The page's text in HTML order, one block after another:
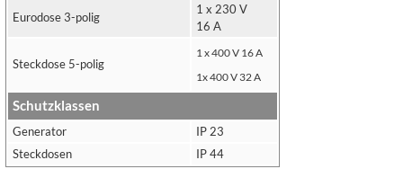
Eurodose 3-polig
1 x 230 V
16 A
Steckdose 5-polig
1 x 400 V 16 A
1x 400 V 32 A
Schutzklassen
Generator
IP 23
Steckdosen
IP 44